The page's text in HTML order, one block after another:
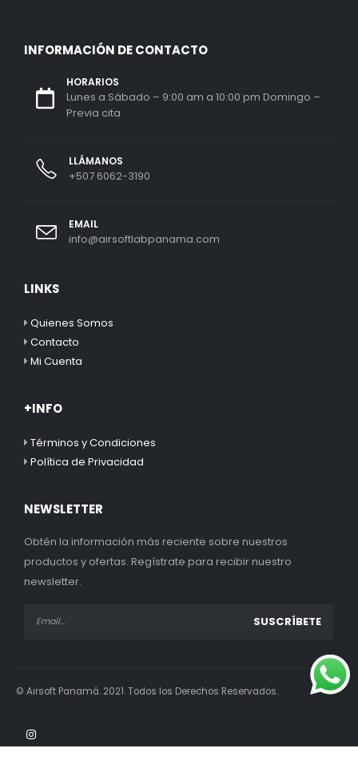
INFORMACIÓN DE CONTACTO
HORARIOS
Lunes a Sábado – 9:00 am a 10:00 pm Domingo –
Previa cita
LLÁMANOS
+507 6062-3190
EMAIL
info@airsoftlabpanama.com
LINKS
Quienes Somos
Contacto
Mi Cuenta
+INFO
Términos y Condiciones
Política de Privacidad
NEWSLETTER
Obtén la información más reciente sobre nuestros
productos y ofertas. Regístrate para recibir nuestro
newsletter.
© Airsoft Panamá. 2021. Todos los Derechos Reservados.